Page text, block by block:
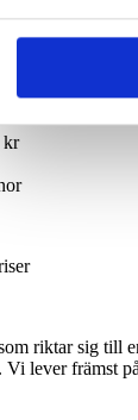
kr
riktar sig till
lever främst